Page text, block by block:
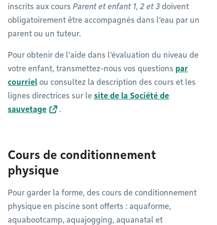
inscrits aux cours Parent et enfant 1, 2 et 3 doivent
obligatoirement être accompagnés dans l’eau par un
parent ou un tuteur.
Pour obtenir de l’aide dans l’évaluation du niveau de
votre enfant, transmettez-nous vos questions par
courriel ou consultez la description des cours et les
lignes directrices sur le site de la Société de
sauvetage
.
Cours de conditionnement
physique
Pour garder la forme, des cours de conditionnement
physique en piscine sont offerts : aquaforme,
aquabootcamp, aquajogging, aquanatal et